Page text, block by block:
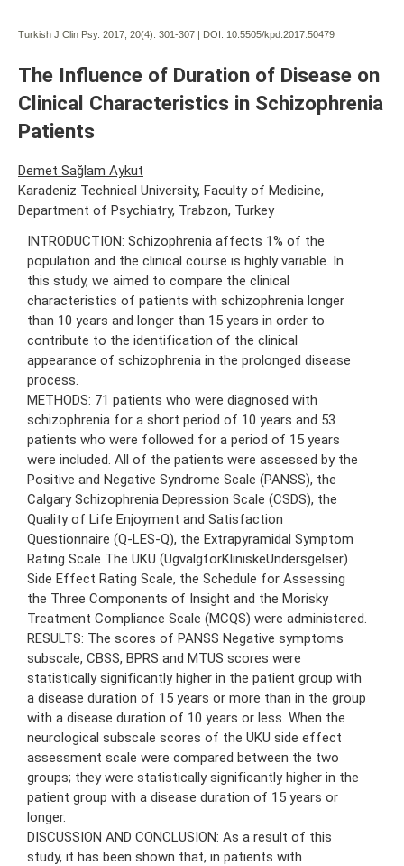
Turkish J Clin Psy. 2017; 20(4): 301-307 | DOI: 10.5505/kpd.2017.50479
The Influence of Duration of Disease on
Clinical Characteristics in Schizophrenia
Patients
Demet Sağlam Aykut
Karadeniz Technical University, Faculty of Medicine,
Department of Psychiatry, Trabzon, Turkey
INTRODUCTION: Schizophrenia affects 1% of the
population and the clinical course is highly variable. In
this study, we aimed to compare the clinical
characteristics of patients with schizophrenia longer
than 10 years and longer than 15 years in order to
contribute to the identification of the clinical
appearance of schizophrenia in the prolonged disease
process.
METHODS: 71 patients who were diagnosed with
schizophrenia for a short period of 10 years and 53
patients who were followed for a period of 15 years
were included. All of the patients were assessed by the
Positive and Negative Syndrome Scale (PANSS), the
Calgary Schizophrenia Depression Scale (CSDS), the
Quality of Life Enjoyment and Satisfaction
Questionnaire (Q-LES-Q), the Extrapyramidal Symptom
Rating Scale The UKU (UgvalgforKliniskeUndersgelser)
Side Effect Rating Scale, the Schedule for Assessing
the Three Components of Insight and the Morisky
Treatment Compliance Scale (MCQS) were administered.
RESULTS: The scores of PANSS Negative symptoms
subscale, CBSS, BPRS and MTUS scores were
statistically significantly higher in the patient group with
a disease duration of 15 years or more than in the group
with a disease duration of 10 years or less. When the
neurological subscale scores of the UKU side effect
assessment scale were compared between the two
groups; they were statistically significantly higher in the
patient group with a disease duration of 15 years or
longer.
DISCUSSION AND CONCLUSION: As a result of this
study, it has been shown that, in patients with